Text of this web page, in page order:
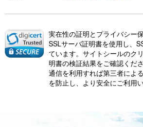
実在性の証明とプライバシー
SSLサーバ証明書を使用し、
ています。サイトシールのク
明書の検証結果をご確認くだ
通信を利用すれば第三者によ
を防止し、より安全にご利用